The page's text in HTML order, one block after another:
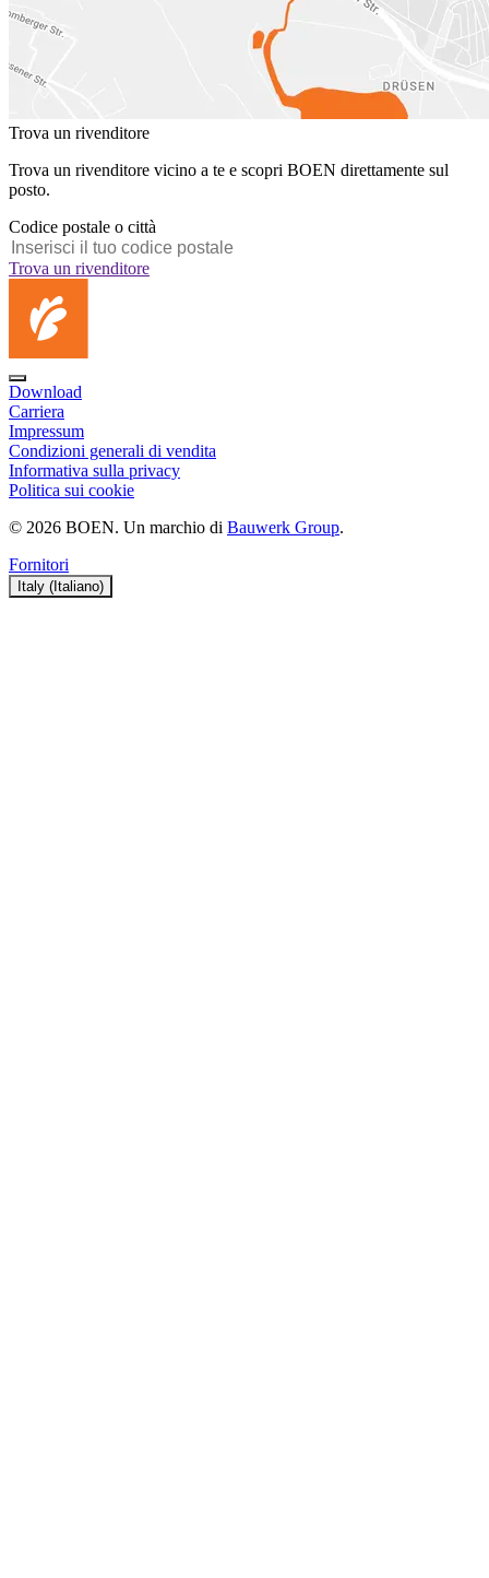
Trova un rivenditore
Trova un rivenditore vicino a te e scopri BOEN direttamente sul
posto.
Codice postale o città
Trova un rivenditore
Download
Carriera
Impressum
Condizioni generali di vendita
Informativa sulla privacy
Politica sui cookie
© 2026 BOEN. Un marchio di Bauwerk Group.
Fornitori
Italy (Italiano)